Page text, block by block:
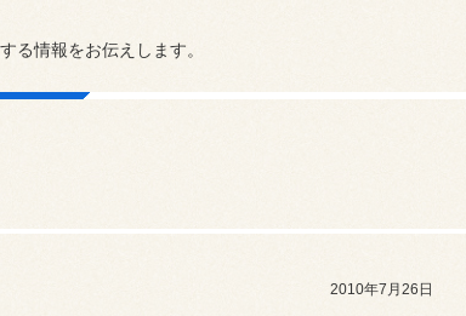
る情報をお伝えします。
2010年7月26日